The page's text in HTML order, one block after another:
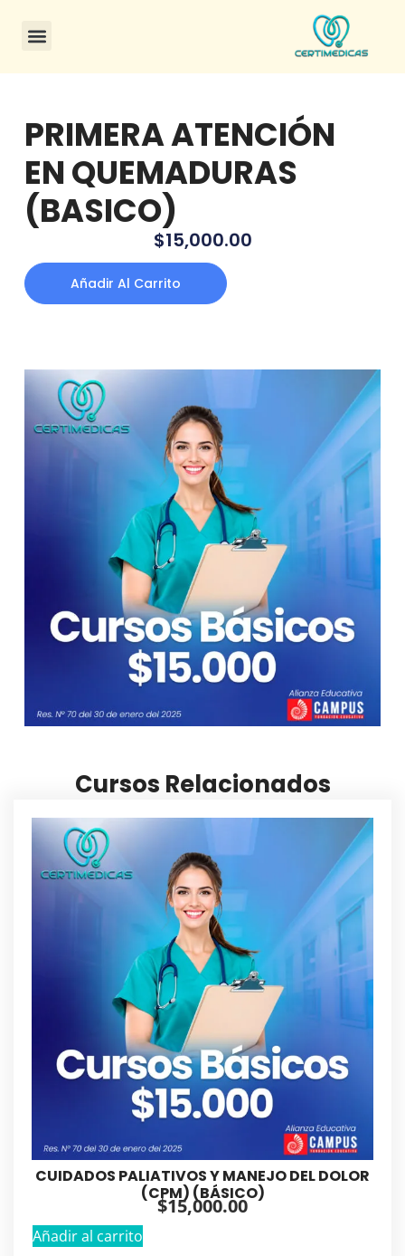
PRIMERA ATENCIÓN
EN QUEMADURAS
(BASICO)
$15,000.00
Añadir Al Carrito
Cursos Relacionados
CUIDADOS PALIATIVOS Y MANEJO DEL DOLOR
(CPM) (BÁSICO)
$15,000.00
Añadir al carrito